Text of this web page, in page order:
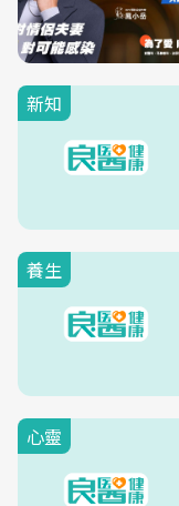
新知
養生
心靈